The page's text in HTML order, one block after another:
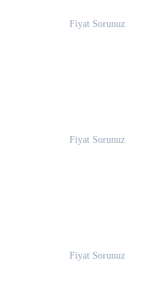
Fiyat Sorunuz
Fiyat Sorunuz
Fiyat Sorunuz